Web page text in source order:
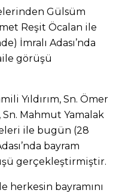
Gülsüm
Reşit Öcalan ile
İmralı Adası’nda
görüşü
Yıldırım, Sn. Ömer
Sn. Mahmut Yamalak
ile bugün (28
bayram
gerçekleştirmiştir.
herkesin bayramını